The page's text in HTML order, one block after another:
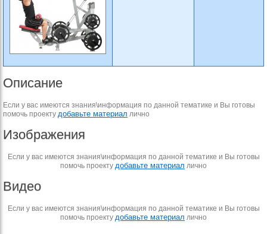
Описание
Если у вас имеются знания\информация по данной тематике и Вы готовы
помочь проекту добавьте материал лично
Изображения
Если у вас имеются знания\информация по данной тематике и Вы готовы
помочь проекту добавьте материал лично
Видео
Если у вас имеются знания\информация по данной тематике и Вы готовы
помочь проекту добавьте материал лично